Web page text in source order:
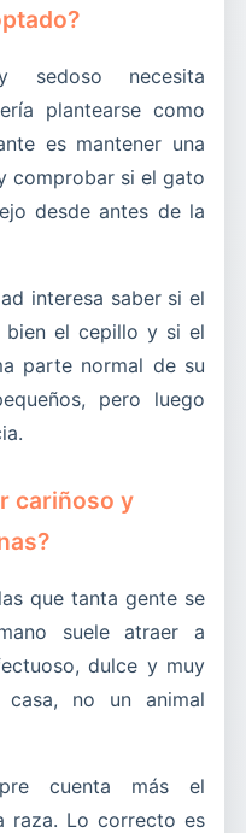
sedoso necesita
plantearse como
es mantener una
comprobar si el gato
desde antes de la
interesa saber si el
bien el cepillo y si el
parte normal de su
pero luego
cariñoso y
que tanta gente se
suele atraer a
dulce y muy
no un animal
cuenta más el
raza. Lo correcto es